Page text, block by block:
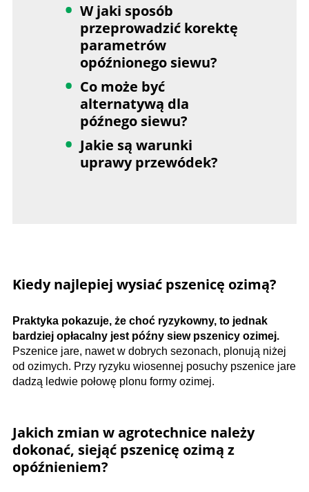
W jaki sposób
przeprowadzić korektę
parametrów
opóźnionego siewu?
Co może być
alternatywą dla
późnego siewu?
Jakie są warunki
uprawy przewódek?
Kiedy najlepiej wysiać pszenicę ozimą?
Praktyka pokazuje, że choć ryzykowny, to jednak
bardziej opłacalny jest późny siew pszenicy ozimej.
Pszenice jare, nawet w dobrych sezonach, plonują niżej
od ozimych. Przy ryzyku wiosennej posuchy pszenice jare
dadzą ledwie połowę plonu formy ozimej.
Jakich zmian w agrotechnice należy
dokonać, siejąć pszenicę ozimą z
opóźnieniem?